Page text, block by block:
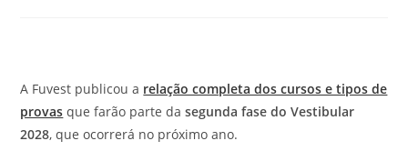
A Fuvest publicou a relação completa dos cursos e tipos de
provas que farão parte da segunda fase do Vestibular
2028, que ocorrerá no próximo ano.